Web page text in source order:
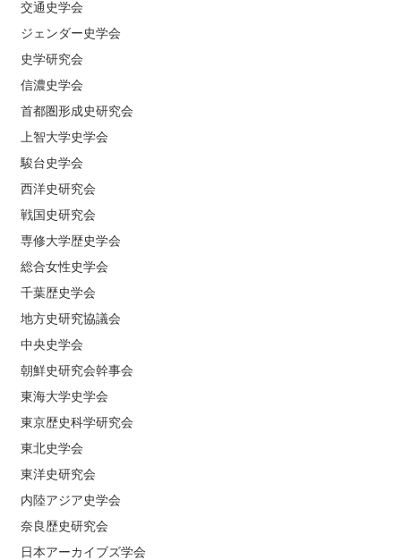
交通史学会
ジェンダー史学会
史学研究会
信濃史学会
首都圏形成史研究会
上智大学史学会
駿台史学会
西洋史研究会
戦国史研究会
専修大学歴史学会
総合女性史学会
千葉歴史学会
地方史研究協議会
中央史学会
朝鮮史研究会幹事会
東海大学史学会
東京歴史科学研究会
東北史学会
東洋史研究会
内陸アジア史学会
奈良歴史研究会
日本アーカイブズ学会